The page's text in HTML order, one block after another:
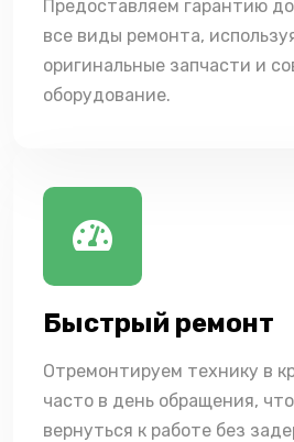
Предоставляем гарантию
все виды ремонта,
оригинальные запчасти и
оборудование.
Быстрый ремонт
Отремонтируем технику в
часто в день обращения,
вернуться к работе без